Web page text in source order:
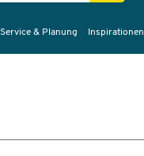
Service & Planung Inspirationen